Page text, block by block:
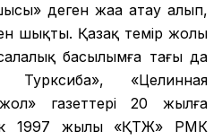
деген жаңа атау алып,
шықты. Қазақ темір жолы
басылымға тағы да
«Целинная
газеттері 20 жылға
1997 жылы «ҚТЖ» РМК